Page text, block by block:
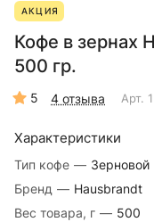
АКЦИЯ
Кофе в зернах
500 гр.
5 4 отзыва Арт.
Характеристики
Тип кофе — Зерновой
Бренд — Hausbrandt
Вес товара, г — 500